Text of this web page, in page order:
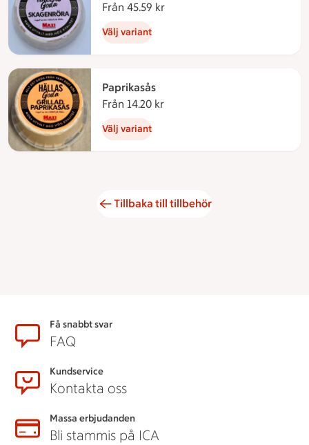
Från 45.59 kr
Välj variant
Paprikasås
Från 14.20 kr
Välj variant
Tillbaka till tillbehör
SidfotFå snabbt svar
FAQ
Kundservice
Kontakta oss
Massa erbjudanden
Bli stammis på ICA